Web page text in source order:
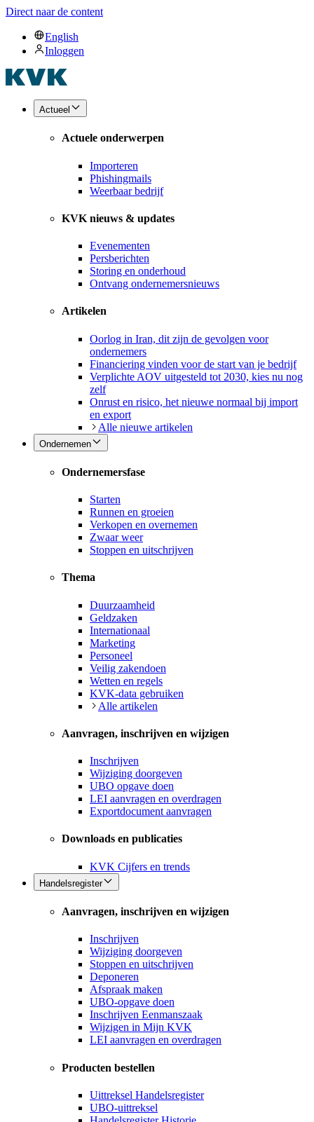
Direct naar de content
English
Inloggen
Actueel
Actuele onderwerpen
Importeren
Phishingmails
Weerbaar bedrijf
KVK nieuws & updates
Evenementen
Persberichten
Storing en onderhoud
Ontvang ondernemersnieuws
Artikelen
Oorlog in Iran, dit zijn de gevolgen voor
ondernemers
Financiering vinden voor de start van je bedrijf
Verplichte AOV uitgesteld tot 2030, kies nu nog
zelf
Onrust en risico, het nieuwe normaal bij import
en export
Alle nieuwe artikelen
Ondernemen
Ondernemersfase
Starten
Runnen en groeien
Verkopen en overnemen
Zwaar weer
Stoppen en uitschrijven
Thema
Duurzaamheid
Geldzaken
Internationaal
Marketing
Personeel
Veilig zakendoen
Wetten en regels
KVK-data gebruiken
Alle artikelen
Aanvragen, inschrijven en wijzigen
Inschrijven
Wijziging doorgeven
UBO opgave doen
LEI aanvragen en overdragen
Exportdocument aanvragen
Downloads en publicaties
KVK Cijfers en trends
Handelsregister
Aanvragen, inschrijven en wijzigen
Inschrijven
Wijziging doorgeven
Stoppen en uitschrijven
Deponeren
Afspraak maken
UBO-opgave doen
Inschrijven Eenmanszaak
Wijzigen in Mijn KVK
LEI aanvragen en overdragen
Producten bestellen
Uittreksel Handelsregister
UBO-uittreksel